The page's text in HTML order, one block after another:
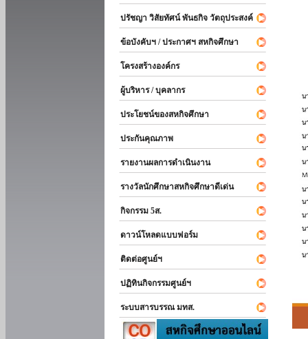
ปรัชญา วิสัยทัศน์ พันธกิจ วัตถุประสงค์
ข้อบังคับฯ / ประกาศฯ สหกิจศึกษา
โครงสร้างองค์กร
ผู้บริหาร / บุคลากร
ประโยชน์ของสหกิจศึกษา
ประกันคุณภาพ
รายงานผลการดำเนินงาน
รางวัลนักศึกษาสหกิจศึกษาดีเด่น
กิจกรรม 5ส.
ดาวน์โหลดแบบฟอร์ม
ติดต่อศูนย์ฯ
ปฏิทินกิจกรรมศูนย์ฯ
ระบบสารบรรณ มทส.